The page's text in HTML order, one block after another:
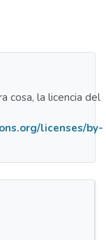
cosa, la licencia del
licenses/by-